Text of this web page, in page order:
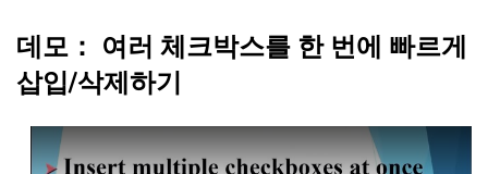
데모： 여러 체크박스를 한 번에 빠르게
삽입/삭제하기